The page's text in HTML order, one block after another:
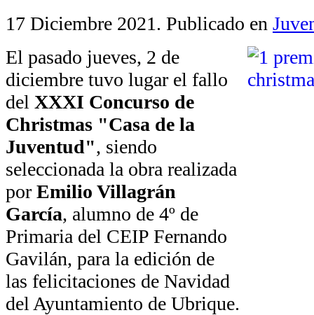
17 Diciembre 2021. Publicado en
El pasado jueves, 2 de
diciembre tuvo lugar el fallo
del XXXI Concurso de
Christmas "Casa de la
Juventud", siendo
seleccionada la obra realizada
por Emilio Villagrán
García, alumno de 4º de
Primaria del CEIP Fernando
Gavilán, para la edición de
las felicitaciones de Navidad
del Ayuntamiento de Ubrique.